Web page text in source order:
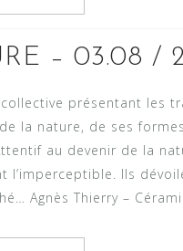
– 03.08 /
présentant les
la nature, de ses
au devenir de la
l’imperceptible. Ils
Agnès Thierry –